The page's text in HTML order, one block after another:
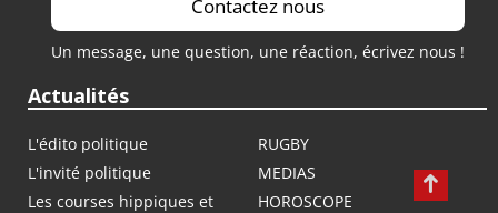
Contactez nous
Un message, une question, une réaction, écrivez nous !
Actualités
L'édito politique
RUGBY
L'invité politique
MEDIAS
Les courses hippiques et
HOROSCOPE